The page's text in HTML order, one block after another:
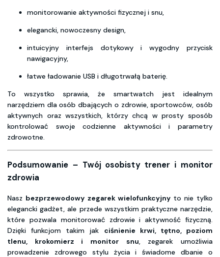
monitorowanie aktywności fizycznej i snu,
elegancki, nowoczesny design,
intuicyjny interfejs dotykowy i wygodny przycisk
nawigacyjny,
łatwe ładowanie USB i długotrwałą baterię.
To wszystko sprawia, że smartwatch jest idealnym
narzędziem dla osób dbających o zdrowie, sportowców, osób
aktywnych oraz wszystkich, którzy chcą w prosty sposób
kontrolować swoje codzienne aktywności i parametry
zdrowotne.
Podsumowanie – Twój osobisty trener i monitor
zdrowia
Nasz bezprzewodowy zegarek wielofunkcyjny to nie tylko
elegancki gadżet, ale przede wszystkim praktyczne narzędzie,
które pozwala monitorować zdrowie i aktywność fizyczną.
Dzięki funkcjom takim jak ciśnienie krwi, tętno, poziom
tlenu, krokomierz i monitor snu , zegarek umożliwia
prowadzenie zdrowego stylu życia i świadome dbanie o